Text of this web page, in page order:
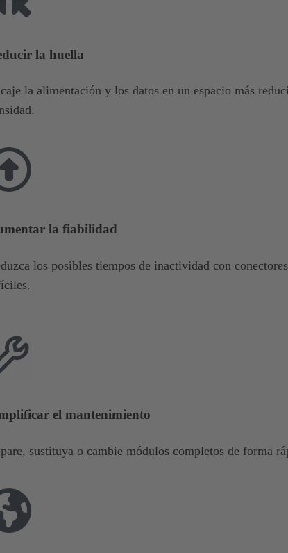
la huella
la alimentación y los datos en un espacio más
la fiabilidad
los posibles tiempos de inactividad con
el mantenimiento
sustituya o cambie módulos completos de forma